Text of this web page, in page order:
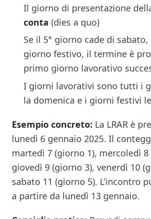
Il giorno di presentazione
conta (dies a quo)
Se il 5° giorno cade di
giorno festivo, il termine è
primo giorno lavorativo
I giorni lavorativi sono tutti i
la domenica e i giorni festivi
Esempio concreto: La LRAR è
lunedì 6 gennaio 2025. Il
martedì 7 (giorno 1), mercoledì 8
giovedì 9 (giorno 3), venerdì 10
sabato 11 (giorno 5). L’incontro
a partire da lunedì 13 gennaio.